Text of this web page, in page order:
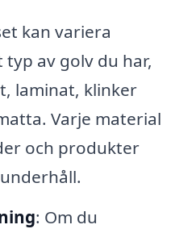
kan variera
av golv du har,
laminat, klinker
Varje material
och produkter
: Om du